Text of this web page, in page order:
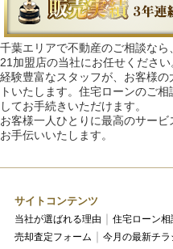
千葉エリアで不動産のご相談な
21加盟店の当社にお任せください
経験豊富なスタッフが、お客様
トいたします。住宅ローンのご
してお手続きいただけます。
お客様一人ひとりに最高のサー
お手伝いいたします。
サイトコンテンツ
当社が選ばれる理由 住宅ローン相
売却査定フォーム
今月の最新チラ